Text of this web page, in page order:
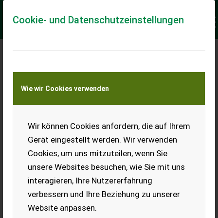
Cookie- und Datenschutzeinstellungen
Wie wir Cookies verwenden
Wir können Cookies anfordern, die auf Ihrem
Gerät eingestellt werden. Wir verwenden
Cookies, um uns mitzuteilen, wenn Sie
unsere Websites besuchen, wie Sie mit uns
interagieren, Ihre Nutzererfahrung
verbessern und Ihre Beziehung zu unserer
Website anpassen.
Meine Transportkostenanfrage
Transport von Land- und Baumaschinen –
KEINE Tiertransporte
Ladeort
Ort